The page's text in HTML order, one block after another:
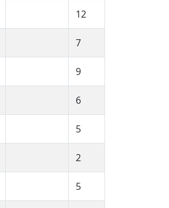
12
7
9
6
5
2
5